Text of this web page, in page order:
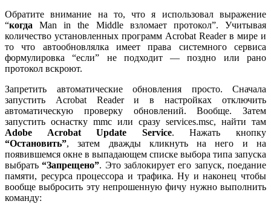
Обратите внимание на то, что я использовал выражение
“когда Man in the Middle взломает протокол”. Учитывая
количество установленных программ Acrobat Reader в мире и
то что автообновлялка имеет права системного сервиса
формулировка “если” не подходит — поздно или рано
протокол вскроют.
Запретить автоматические обновления просто. Сначала
запустить Acrobat Reader и в настройках отключить
автоматическую проверку обновлений. Вообще. Затем
запустить оснастку mmc или сразу services.msc, найти там
Adobe Acrobat Update Service. Нажать кнопку
“Остановить”, затем дважды кликнуть на него и на
появившемся окне в выпадающем списке выбора типа запуска
выбрать“Запрещено”. Это заблокирует его запуск, поедание
памяти, ресурса процессора и трафика. Ну и наконец чтобы
вообще выбросить эту непрошенную фичу нужно выполнить
команду: